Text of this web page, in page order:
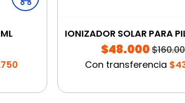
IONIZADOR SOLAR PARA
$48.000
Con transferencia